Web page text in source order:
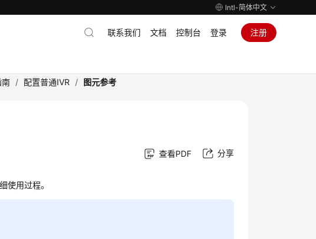
Intl-简体中文
联系我们 文档 控制台 登录 注册
南 / 配置普通IVR / 图元参考
查看PDF 分享
使用过程。